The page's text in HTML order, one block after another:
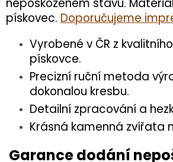
nepoškozeném stavu.
pískovec. Doporučujeme
Vyrobené v ČR z
pískovce.
Precizní ruční metoda
dokonalou kresbu.
Detailní zpracování a
Krásná kamenná zvířata
Garance dodání